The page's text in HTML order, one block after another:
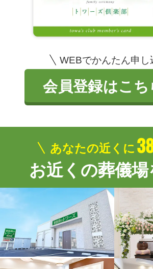
WEBでかんたん申し
会員登録はこち
あなたの近くに
お近くの葬儀